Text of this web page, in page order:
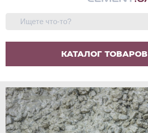
КАТАЛОГ ТОВАРОВ